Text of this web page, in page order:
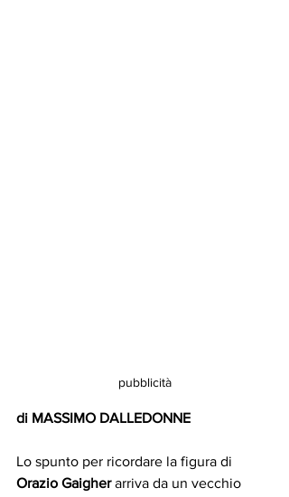
pubblicità
di MASSIMO DALLEDONNE
Lo spunto per ricordare la figura di
Orazio Gaigher arriva da un vecchio